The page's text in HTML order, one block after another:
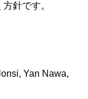
針です。
Yan Nawa,